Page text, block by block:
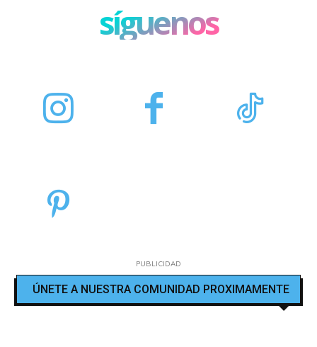
síguenos
PUBLICIDAD
ÚNETE A NUESTRA COMUNIDAD PROXIMAMENTE